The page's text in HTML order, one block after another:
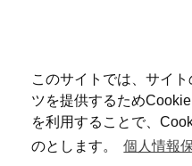
このサイトでは、サイ
ツを提供するため
を利用することで、
のとします。
個人情報